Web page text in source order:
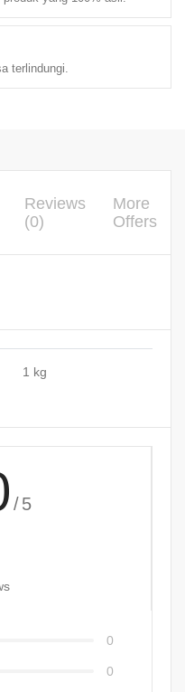
terlindungi.
Reviews
(0)
More
Offers
1 kg
/5
0
0